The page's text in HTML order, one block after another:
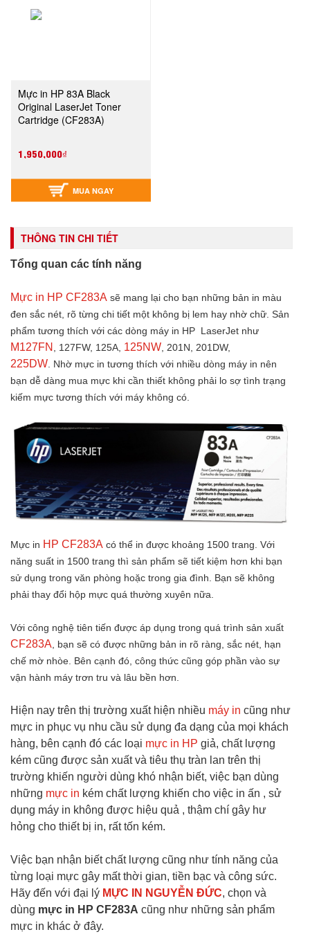
Mực in HP 83A Black
Original LaserJet Toner
Cartridge (CF283A)
1,950,000₫
MUA NGAY
THÔNG TIN CHI TIẾT
Tổng quan các tính năng
Mực in HP CF283A sẽ mang lại cho bạn những bản in màu
đen sắc nét, rõ từng chi tiết một không bị lem hay nhờ chữ. Sản
phẩm tương thích với các dòng máy in HP LaserJet như
M127FN , 127FW, 125A, 125NW , 201N, 201DW,
225DW . Nhờ mực in tương thích với nhiều dòng máy in nên
bạn dễ dàng mua mực khi cần thiết không phải lo sợ tình trạng
kiếm mực tương thích với máy không có.
Mực in HP CF283A có thể in được khoảng 1500 trang. Với
năng suất in 1500 trang thì sản phẩm sẽ tiết kiệm hơn khi bạn
sử dụng trong văn phòng hoặc trong gia đình. Bạn sẽ không
phải thay đổi hộp mực quá thường xuyên nữa.
Với công nghệ tiên tiến được áp dụng trong quá trình sản xuất
CF283A, bạn sẽ có được những bản in rõ ràng, sắc nét, hạn
chế mờ nhòe. Bên cạnh đó, công thức cũng góp phần vào sự
vận hành máy trơn tru và lâu bền hơn.
Hiện nay trên thị trường xuất hiện nhiều máy in cũng như
mực in phục vụ nhu cầu sử dụng đa dạng của mọi khách
hàng, bên cạnh đó các loại mực in HP giả, chất lượng
kém cũng được sản xuất và tiêu thụ tràn lan trên thị
trường khiến người dùng khó nhận biết, việc bạn dùng
những mực in kém chất lượng khiến cho việc in ấn , sử
dụng máy in không được hiệu quả , thậm chí gây hư
hỏng cho thiết bị in, rất tốn kém.
Việc bạn nhận biết chất lượng cũng như tính năng của
từng loại mực gây mất thời gian, tiền bạc và công sức.
Hãy đến với đại lý MỰC IN NGUYỄN ĐỨC, chọn và
dùng mực in HP CF283A cũng như những sản phẩm
mực in khác ở đây.